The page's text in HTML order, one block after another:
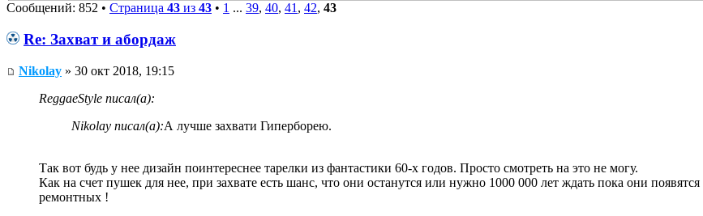
Сообщений: 852 • Страница 43 из 43 • 1 ... 39, 40, 41, 42, 43
Re: Захват и абордаж
Nikolay » 30 окт 2018, 19:15
ReggaeStyle писал(а):
Nikolay писал(а):А лучше захвати Гиперборею.
Так вот будь у нее дизайн поинтереснее тарелки из фантастики 60-х годов. Просто смотреть на это не могу.
Как на счет пушек для нее, при захвате есть шанс, что они останутся или нужно 1000 000 лет ждать пока они
ремонтных !